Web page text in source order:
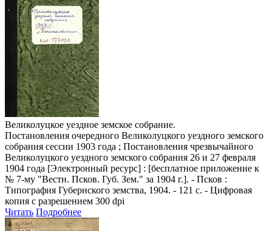
Великолуцкое уездное земское собрание.
Постановления очередного Великолуцкого уездного земского
собрания сессии 1903 года ; Постановления чрезвычайного
Великолуцкого уездного земского собрания 26 и 27 февраля
1904 года [Электронный ресурс] : [бесплатное приложение к
№ 7-му "Вестн. Псков. Губ. Зем." за 1904 г.]. - Псков :
Типография Губернского земства, 1904. - 121 с. - Цифровая
копия с разрешением 300 dpi
Читать Подробнее